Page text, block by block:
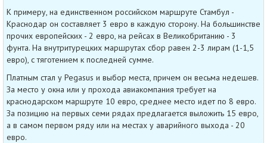
К примеру, на единственном российском маршруте Стамбул -
Краснодар он составляет 3 евро в каждую сторону. На большинстве
прочих европейских - 2 евро, на рейсах в Великобританию - 3
фунта. На внутритурецких маршрутах сбор равен 2-3 лирам (1-1,5
евро), с тяготением к последней сумме.
Платным стал у Pegasus и выбор места, причем он весьма недешев.
За место у окна или у прохода авиакомпания требует на
краснодарском маршруте 10 евро, среднее место идет по 8 евро.
За позицию на первых семи рядах предлагается выложить 15 евро,
а в самом первом ряду или на местах у аварийного выхода - 20
евро.